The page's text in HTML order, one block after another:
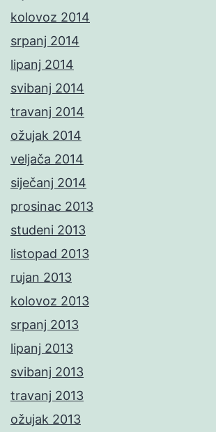
kolovoz 2014
srpanj 2014
lipanj 2014
svibanj 2014
travanj 2014
ožujak 2014
veljača 2014
siječanj 2014
prosinac 2013
studeni 2013
listopad 2013
rujan 2013
kolovoz 2013
srpanj 2013
lipanj 2013
svibanj 2013
travanj 2013
ožujak 2013